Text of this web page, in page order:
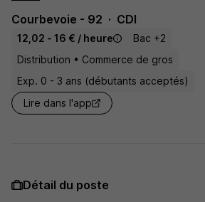
Courbevoie - 92 CDI
12,02 - 16 € / heure
Bac +2
Distribution • Commerce de gros
Exp. 0 - 3 ans (débutants acceptés)
Lire dans l'app
Détail du poste